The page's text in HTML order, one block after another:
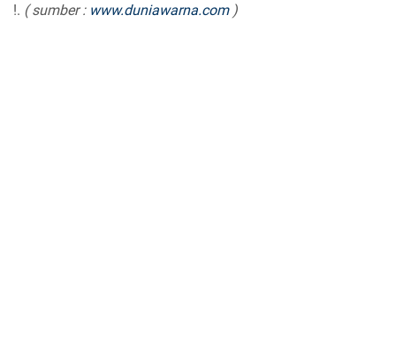
!. ( sumber : www.duniawarna.com)